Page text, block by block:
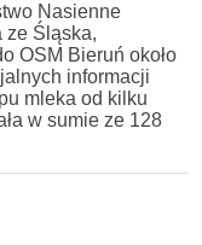
Nasienne
ze Śląska,
OSM Bieruń około
informacji
mleka od kilku
w sumie ze 128